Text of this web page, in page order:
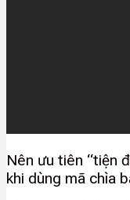
Nên ưu tiên “tiện
khi dùng mã chìa